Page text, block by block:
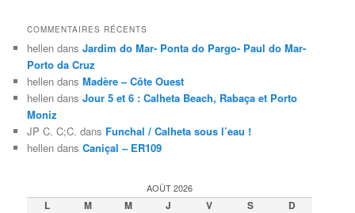
COMMENTAIRES RÉCENTS
hellen dansJardim do Mar- Ponta do Pargo- Paul do Mar-
Porto da Cruz
hellen dansMadère – Côte Ouest
hellen dansJour 5 et 6 : Calheta Beach, Rabaça et Porto
Moniz
JP C. C;C. dans Funchal / Calheta sous l’eau !
hellen dansCaniçal – ER109
AOÛT 2026
L M M J V S D